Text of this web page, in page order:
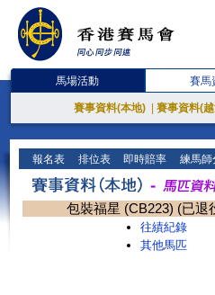
馬場活動 賽馬
賽事資料(本地) 賽事資料(
報名表 排位表 即時賠率 練馬師
包裝福星 (CB223) (已退
往績紀錄
其他馬匹